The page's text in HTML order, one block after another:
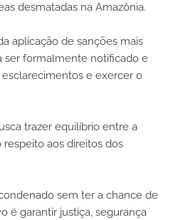
desmatadas na Amazônia.
aplicação de sanções mais
ser formalmente notificado e
e exercer o
trazer equilíbrio entre a
aos direitos dos
sem ter a chance de
é garantir justiça, segurança